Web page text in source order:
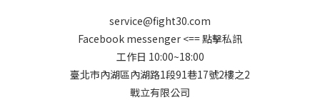
service@fight30.com
Facebook messenger <== 點擊私訊
工作日 10:00~18:00
臺北市內湖區內湖路1段91巷17號2樓之2
戰立有限公司